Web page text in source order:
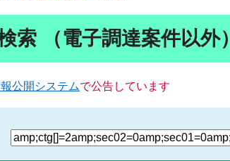
索 （電子調達案件以外）
公開システムで公告しています
検